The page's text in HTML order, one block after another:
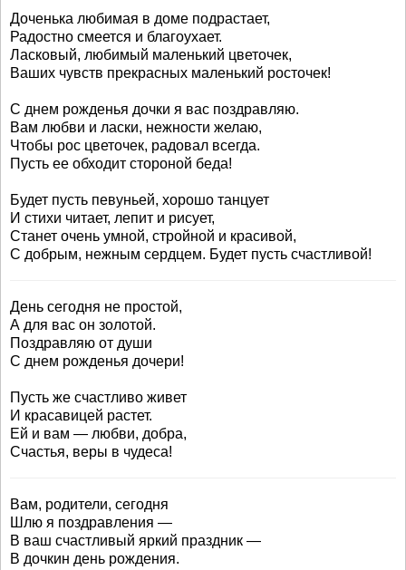
Доченька любимая в доме подрастает,
Радостно смеется и благоухает.
Ласковый, любимый маленький цветочек,
Ваших чувств прекрасных маленький росточек!
С днем рожденья дочки я вас поздравляю.
Вам любви и ласки, нежности желаю,
Чтобы рос цветочек, радовал всегда.
Пусть ее обходит стороной беда!
Будет пусть певуньей, хорошо танцует
И стихи читает, лепит и рисует,
Станет очень умной, стройной и красивой,
С добрым, нежным сердцем. Будет пусть счастливой!
День сегодня не простой,
А для вас он золотой.
Поздравляю от души
С днем рожденья дочери!
Пусть же счастливо живет
И красавицей растет.
Ей и вам — любви, добра,
Счастья, веры в чудеса!
Вам, родители, сегодня
Шлю я поздравления —
В ваш счастливый яркий праздник —
В дочкин день рождения.